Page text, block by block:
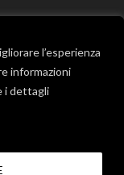
l’esperienza
informazioni
i dettagli